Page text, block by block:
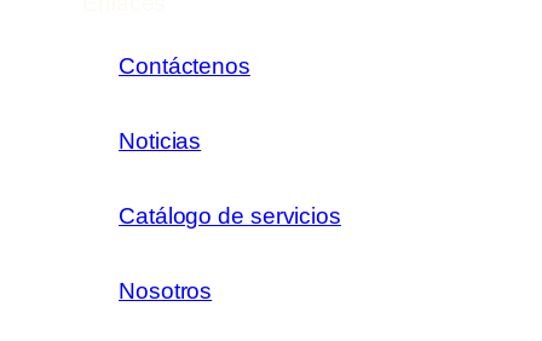
Contáctenos
Noticias
Catálogo de servicios
Nosotros